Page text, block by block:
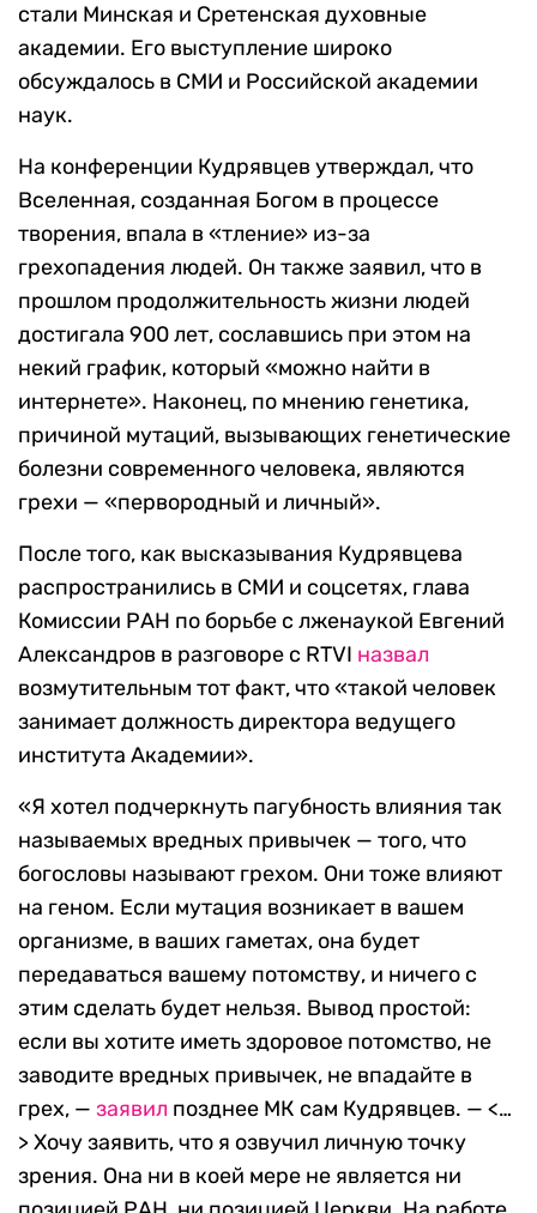
стали Минская и Сретенская духовные
академии. Его выступление широко
обсуждалось в СМИ и Российской академии
наук.
На конференции Кудрявцев утверждал, что
Вселенная, созданная Богом в процессе
творения, впала в «тление» из-за
грехопадения людей. Он также заявил, что в
прошлом продолжительность жизни людей
достигала 900 лет, сославшись при этом на
некий график, который «можно найти в
интернете». Наконец, по мнению генетика,
причиной мутаций, вызывающих генетические
болезни современного человека, являются
грехи — «первородный и личный».
После того, как высказывания Кудрявцева
распространились в СМИ и соцсетях, глава
Комиссии РАН по борьбе с лженаукой Евгений
Александров в разговоре с RTVI назвал
возмутительным тот факт, что «такой человек
занимает должность директора ведущего
института Академии».
«Я хотел подчеркнуть пагубность влияния так
называемых вредных привычек — того, что
богословы называют грехом. Они тоже влияют
на геном. Если мутация возникает в вашем
организме, в ваших гаметах, она будет
передаваться вашему потомству, и ничего с
этим сделать будет нельзя. Вывод простой:
если вы хотите иметь здоровое потомство, не
заводите вредных привычек, не впадайте в
грех, — заявил позднее МК сам Кудрявцев. — <…
> Хочу заявить, что я озвучил личную точку
зрения. Она ни в коей мере не является ни